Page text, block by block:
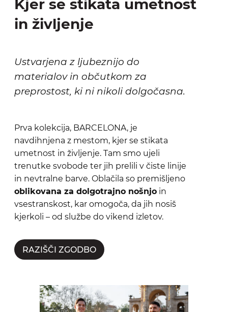
Kjer se stikata umetnost
in življenje
Ustvarjena z ljubeznijo do
materialov in občutkom za
preprostost, ki ni nikoli dolgočasna.
Prva kolekcija, BARCELONA, je
navdihnjena z mestom, kjer se stikata
umetnost in življenje. Tam smo ujeli
trenutke svobode ter jih prelili v čiste linije
in nevtralne barve. Oblačila so premišljeno
oblikovana za dolgotrajno nošnjoin
vsestranskost, kar omogoča, da jih nosiš
kjerkoli – od službe do vikend izletov.
RAZIŠČI ZGODBO